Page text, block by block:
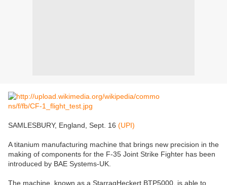
SAMLESBURY, England, Sept. 16 (UPI)
A titanium manufacturing machine that brings new precision in the
making of components for the F-35 Joint Strike Fighter has been
introduced by BAE Systems-UK.
The machine, known as a StarragHeckert BTP5000, is able to